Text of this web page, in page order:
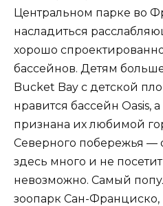
Центральном парке во
насладиться
хорошо
бассейнов. Детям
Bucket Bay с детской
нравится бассейн Oasis,
признана их любимой
Северного побережья —
здесь много и не
невозможно. Самый
зоопарк Сан-